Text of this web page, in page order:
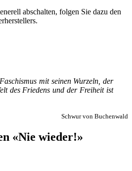
abschalten, folgen Sie dazu den
mit sei­nen Wur­zeln, der
des Frie­dens und der Frei­heit ist
Schwur von Buchenwald
«Nie wieder!»